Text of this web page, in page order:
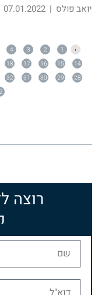
יואב פולס |
07.01.2022 12:01
‹
1
2
3
4
14
15
16
17
18
28
29
30
31
32
רוצה